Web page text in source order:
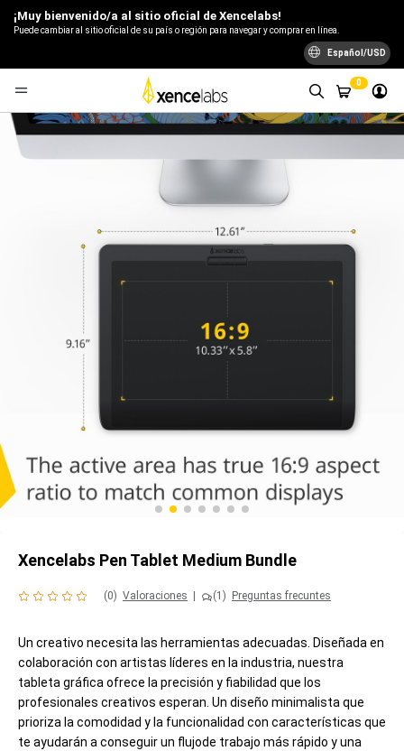
¡Muy bienvenido/a al sitio oficial de Xencelabs!
Puede cambiar al sitio oficial de su país o región para navegar y comprar en línea.
Español/USD
0
Xencelabs Pen Tablet Medium Bundle
(0) Valoraciones (1) Preguntas frecuntes
Un creativo necesita las herramientas adecuadas. Diseñada en
colaboración con artistas líderes en la industria, nuestra
tableta gráfica ofrece la precisión y fiabilidad que los
profesionales creativos esperan. Un diseño minimalista que
prioriza la comodidad y la funcionalidad con características que
te ayudarán a conseguir un flujode trabajo más rápido y una